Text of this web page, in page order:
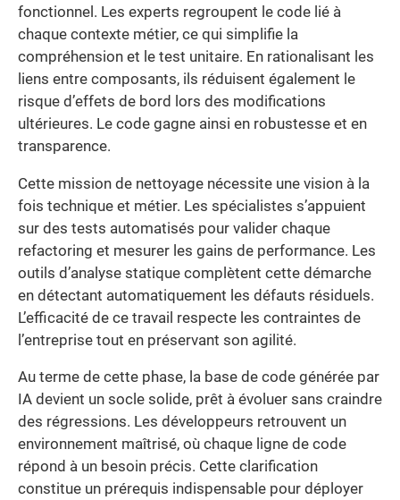
fonctionnel. Les experts regroupent le code lié à
chaque contexte métier, ce qui simplifie la
compréhension et le test unitaire. En rationalisant les
liens entre composants, ils réduisent également le
risque d’effets de bord lors des modifications
ultérieures. Le code gagne ainsi en robustesse et en
transparence.
Cette mission de nettoyage nécessite une vision à la
fois technique et métier. Les spécialistes s’appuient
sur des tests automatisés pour valider chaque
refactoring et mesurer les gains de performance. Les
outils d’analyse statique complètent cette démarche
en détectant automatiquement les défauts résiduels.
L’efficacité de ce travail respecte les contraintes de
l’entreprise tout en préservant son agilité.
Au terme de cette phase, la base de code générée par
IA devient un socle solide, prêt à évoluer sans craindre
des régressions. Les développeurs retrouvent un
environnement maîtrisé, où chaque ligne de code
répond à un besoin précis. Cette clarification
constitue un prérequis indispensable pour déployer